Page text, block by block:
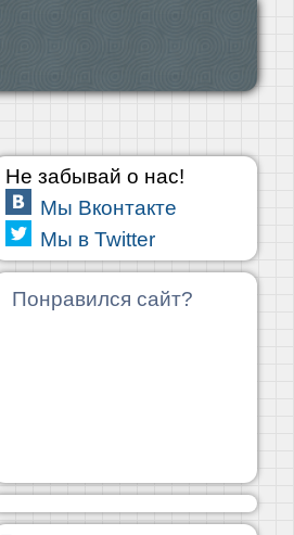
Не забывай о нас!
Мы Вконтакте
Мы в Twitter
Понравился сайт?